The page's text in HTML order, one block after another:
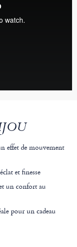
effet de mouvement
et finesse
un confort au
pour un cadeau